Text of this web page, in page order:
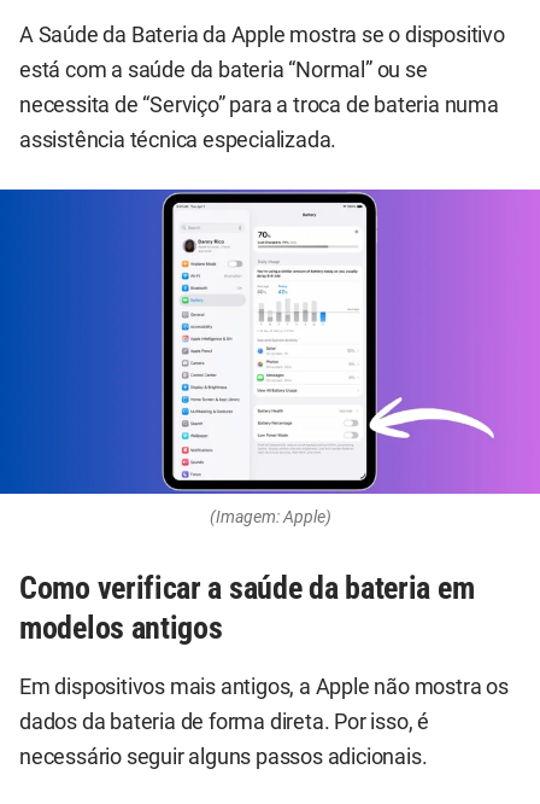
A Saúde da Bateria da Apple mostra se o dispositivo
está com a saúde da bateria “Normal” ou se
necessita de “Serviço” para a troca de bateria numa
assistência técnica especializada.
(Imagem: Apple)
Como verificar a saúde da bateria em
modelos antigos
Em dispositivos mais antigos, a Apple não mostra os
dados da bateria de forma direta. Por isso, é
necessário seguir alguns passos adicionais.